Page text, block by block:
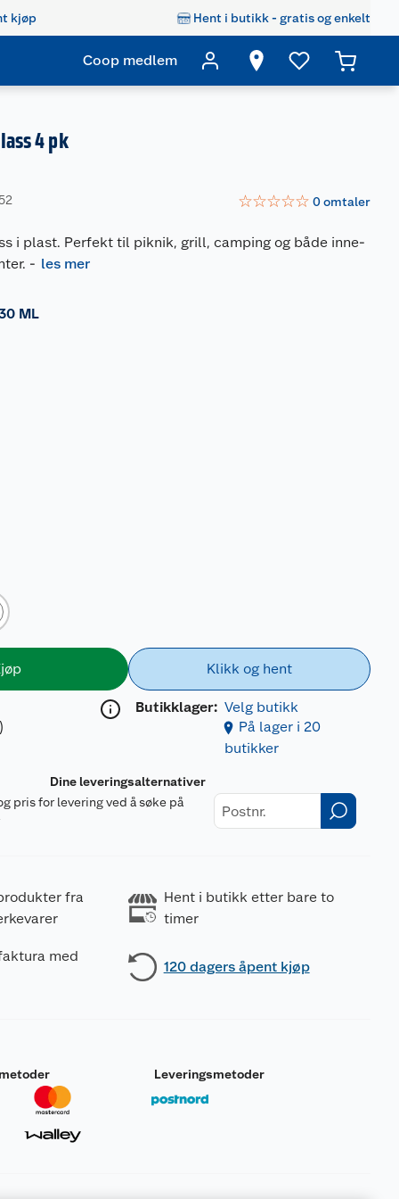
kjøp Hent i butikk - gratis og enkelt
Coop medlem
4 pk
☆☆☆☆☆ 0omtaler
i plast. Perfekt til piknik, grill, camping og både inne-
- les mer
ML
Klikk og hent
Butikklager: Velg butikk
På lager i 20
butikker
Dine leveringsalternativer
pris for levering ved å søke på
fra
Hent i butikk etter bare to
timer
med
120 dagers åpent kjøp
Leveringsmetoder